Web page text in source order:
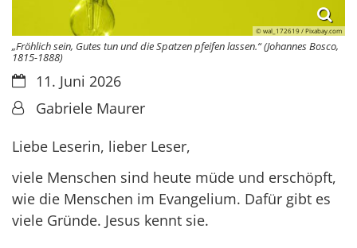
© wal_172619 / Pixabay.com
„Fröhlich sein, Gutes tun und die Spatzen pfeifen lassen.“ (Johannes Bosco,
1815-1888)
Datum:11. Juni 2026
Von:Gabriele Maurer
Liebe Leserin, lieber Leser,
viele Menschen sind heute müde und erschöpft,
wie die Menschen im Evangelium. Dafür gibt es
viele Gründe. Jesus kennt sie.